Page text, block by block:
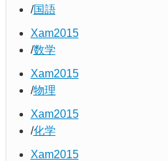
国語
Xam2015
数学
Xam2015
物理
Xam2015
化学
Xam2015